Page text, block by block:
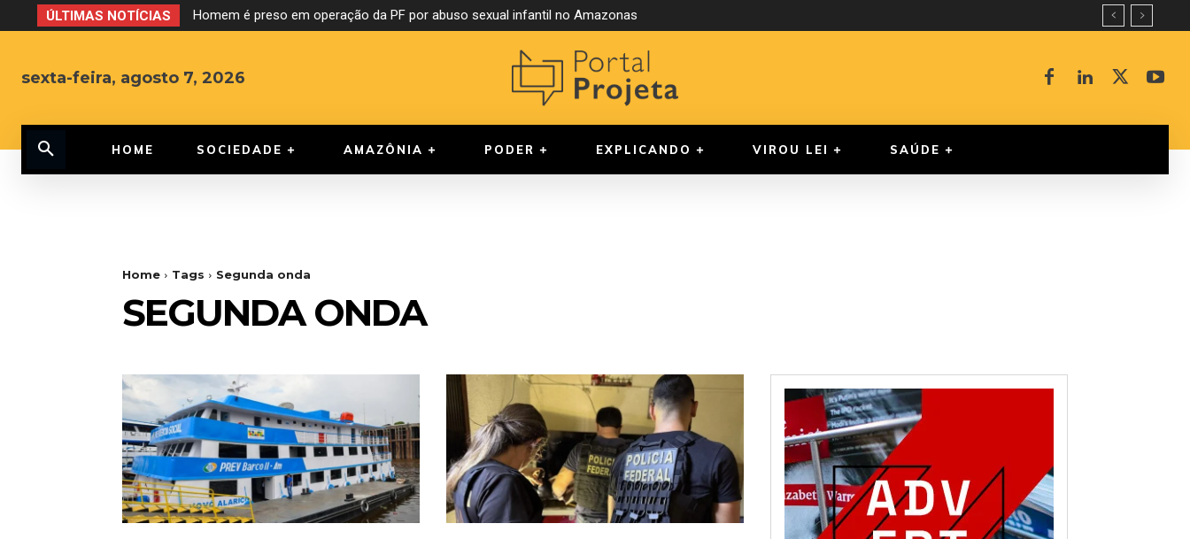
ÚLTIMAS NOTÍCIAS Homem é preso em operação da PF por abuso sexual infantil no Amazonas
sexta-feira, agosto 7, 2026
HOME SOCIEDADE AMAZÔNIA PODER EXPLICANDO VIROU LEI SAÚDE
Home Tags Segunda onda
SEGUNDA ONDA